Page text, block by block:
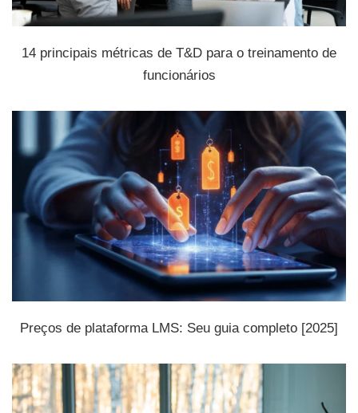
14 principais métricas de T&D para o treinamento de
funcionários
Preços de plataforma LMS: Seu guia completo [2025]